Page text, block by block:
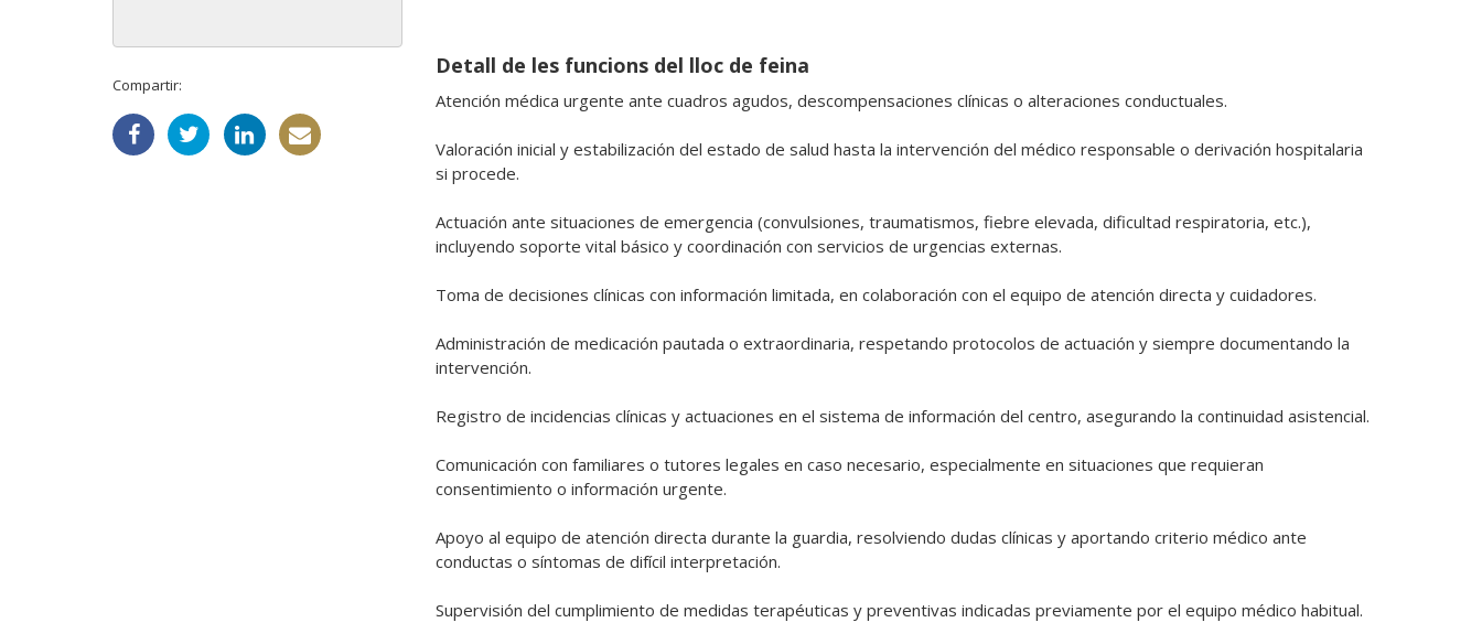
Compartir:
Detall de les funcions del lloc de feina
Atención médica urgente ante cuadros agudos, descompensaciones clínicas o alteraciones conductuales.
Valoración inicial y estabilización del estado de salud hasta la intervención del médico responsable o derivación hospitalaria
si procede.
Actuación ante situaciones de emergencia (convulsiones, traumatismos, fiebre elevada, dificultad respiratoria, etc.),
incluyendo soporte vital básico y coordinación con servicios de urgencias externas.
Toma de decisiones clínicas con información limitada, en colaboración con el equipo de atención directa y cuidadores.
Administración de medicación pautada o extraordinaria, respetando protocolos de actuación y siempre documentando la
intervención.
Registro de incidencias clínicas y actuaciones en el sistema de información del centro, asegurando la continuidad asistencial.
Comunicación con familiares o tutores legales en caso necesario, especialmente en situaciones que requieran
consentimiento o información urgente.
Apoyo al equipo de atención directa durante la guardia, resolviendo dudas clínicas y aportando criterio médico ante
conductas o síntomas de difícil interpretación.
Supervisión del cumplimiento de medidas terapéuticas y preventivas indicadas previamente por el equipo médico habitual.